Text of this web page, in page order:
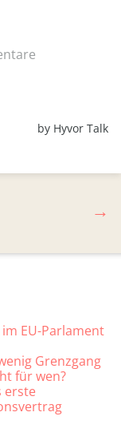
EU-Parlament
Grenzgang
für wen?
erste